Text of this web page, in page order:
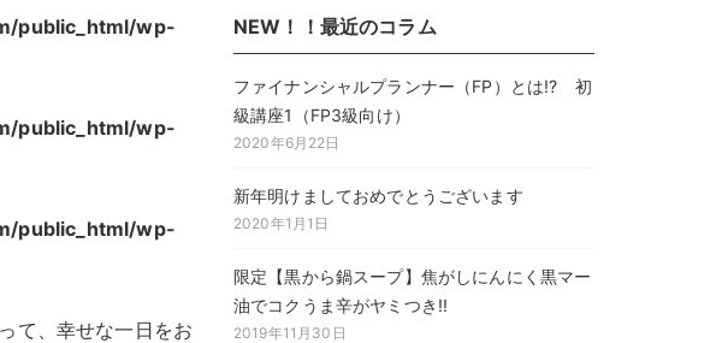
public_html/wp-
public_html/wp-
public_html/wp-
て、幸せな一日をお
NEW！！最近のコラム
ファイナンシャルプランナー（FP）とは!? 初
級講座1（FP3級向け）
2020年6月22日
新年明けましておめでとうございます
2020年1月1日
限定【黒から鍋スープ】焦がしにんにく黒マー
油でコクうま辛がヤミつき!!
2019年11月30日